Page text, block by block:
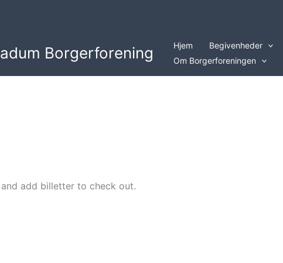
Borgerforening Hjem Begivenheder
Om Borgerforeningen
and add billetter to check out.